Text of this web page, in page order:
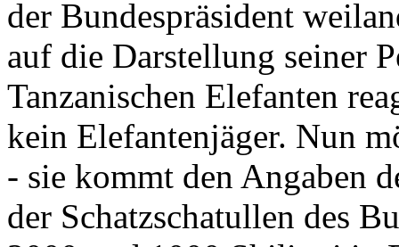
der Bundespräsident
auf die Darstellung seiner
Tanzanischen Elefanten
kein Elefantenjäger. Nun
- sie kommt den Angaben
der Schatzschatullen des